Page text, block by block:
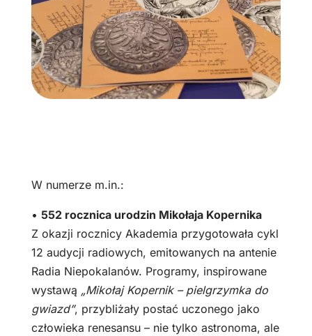
W numerze m.in.:
• 552 rocznica urodzin Mikołaja Kopernika
Z okazji rocznicy Akademia przygotowała cykl
12 audycji radiowych, emitowanych na antenie
Radia Niepokalanów. Programy, inspirowane
wystawą „Mikołaj Kopernik – pielgrzymka do
gwiazd”, przybliżały postać uczonego jako
człowieka renesansu – nie tylko astronoma, ale